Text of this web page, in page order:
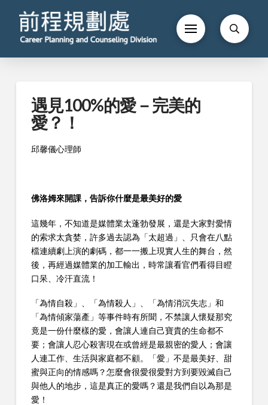
遇見100%的愛－完美的
愛？！
邱馨儀心理師
佛洛姆來開課，告訴你什麼是最美好的愛
這幾年，不知道是媒體業太蓬勃發展，還是大家對愛情
的索求太貪婪，許多過去認為「太超過」、只會在八點
檔連續劇上演的劇碼，都一一搬上現實人生的舞台，然
後，再經過媒體業的加工輸出，時常讓看官們看得目瞪
口呆、冷汗直流！
「為情自殺」、「為情殺人」、「為情消沉失志」和
「為情傾家蕩產」等事件時有所聞，不禁讓人懷疑那究
竟是一份什麼樣的愛，會讓人連自己寶貴的生命都不
要；會讓人忍心殺害現在或曾經是最親密的愛人；會讓
人連工作、生活與家庭都不顧。「愛」不是最美好、甜
蜜與正向的情感嗎？怎麼會很愛很愛對方到要毀滅自己
與他人的地步，這是真正的愛嗎？還是我們自以為那是
愛！